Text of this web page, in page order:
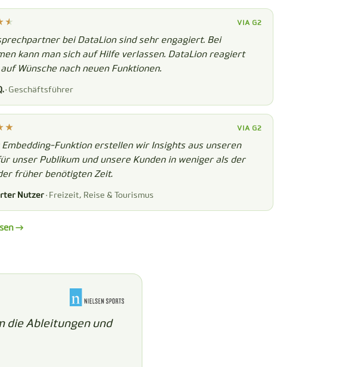
VIA G2
bei DataLion sind sehr engagiert. Bei
kann man sich auf Hilfe verlassen. DataLion reagiert
Wünsche nach neuen Funktionen.
· Geschäftsführer
VIA G2
Funktion erstellen wir Insights aus unseren
unser Publikum und unsere Kunden in weniger als der
früher benötigten Zeit.
Nutzer · Freizeit, Reise & Tourismus
→
die Ableitungen und